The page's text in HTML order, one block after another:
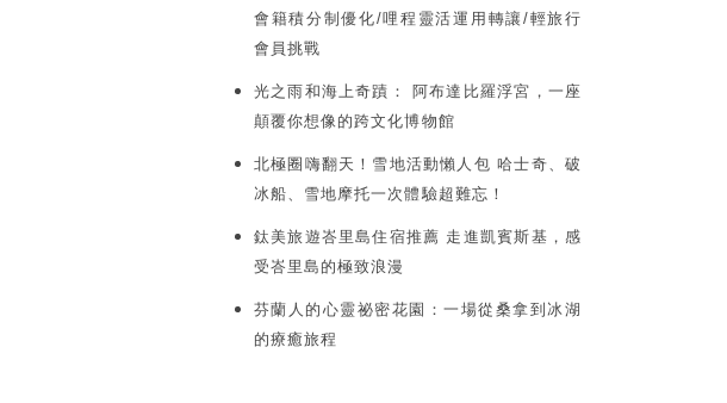
會籍積分制優化/哩程靈活運用轉讓/輕旅行
會員挑戰
光之雨和海上奇蹟： 阿布達比羅浮宮，一座
顛覆你想像的跨文化博物館
北極圈嗨翻天！雪地活動懶人包 哈士奇、破
冰船、雪地摩托一次體驗超難忘！
鈦美旅遊峇里島住宿推薦 走進凱賓斯基，感
受峇里島的極致浪漫
芬蘭人的心靈祕密花園：一場從桑拿到冰湖
的療癒旅程